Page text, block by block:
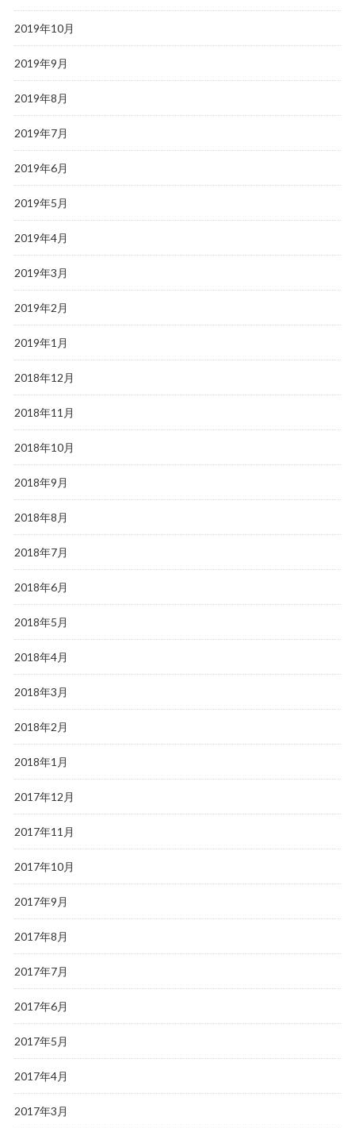
2019年10月
2019年9月
2019年8月
2019年7月
2019年6月
2019年5月
2019年4月
2019年3月
2019年2月
2019年1月
2018年12月
2018年11月
2018年10月
2018年9月
2018年8月
2018年7月
2018年6月
2018年5月
2018年4月
2018年3月
2018年2月
2018年1月
2017年12月
2017年11月
2017年10月
2017年9月
2017年8月
2017年7月
2017年6月
2017年5月
2017年4月
2017年3月